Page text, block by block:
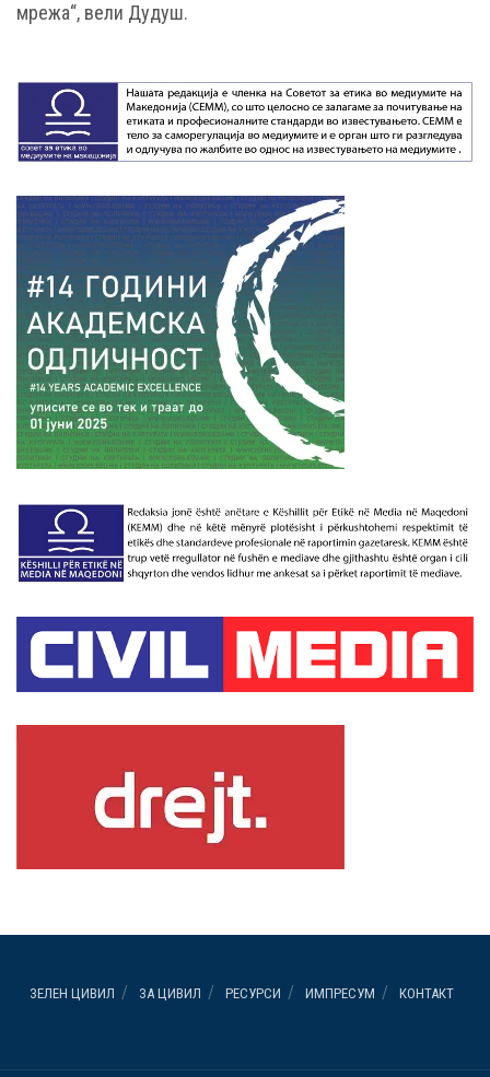
мрежа“, вели Дудуш.
ЗЕЛЕН ЦИВИЛ ЗА ЦИВИЛ РЕСУРСИ ИМПРЕСУМ КОНТАКТ